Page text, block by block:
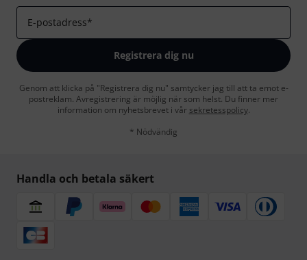
E-postadress*
Registrera dig nu
Genom att klicka på "Registrera dig nu" samtycker jag till att ta emot e-
postreklam. Avregistrering är möjlig när som helst. Du finner mer
information om nyhetsbrevet i vår sekretesspolicy.
* Nödvändig
Handla och betala säkert